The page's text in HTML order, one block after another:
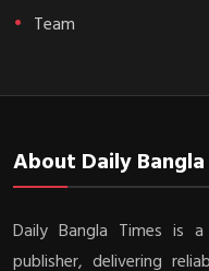
Team
About Daily Bangla
Daily Bangla Times is
publisher, delivering